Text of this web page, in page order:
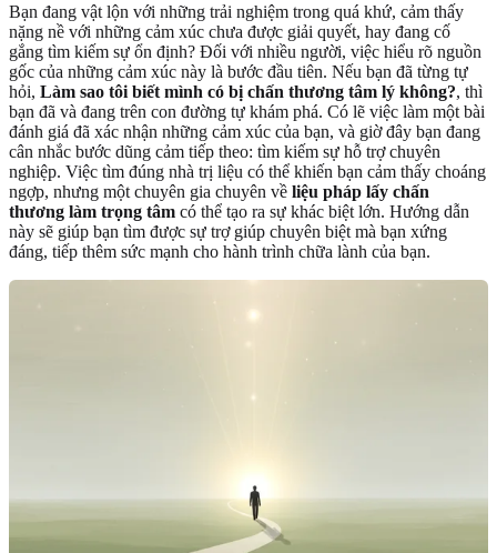
Bạn đang vật lộn với những trải nghiệm trong quá khứ, cảm thấy
nặng nề với những cảm xúc chưa được giải quyết, hay đang cố
gắng tìm kiếm sự ổn định? Đối với nhiều người, việc hiểu rõ nguồn
gốc của những cảm xúc này là bước đầu tiên. Nếu bạn đã từng tự
hỏi, Làm sao tôi biết mình có bị chấn thương tâm lý không?, thì
bạn đã và đang trên con đường tự khám phá. Có lẽ việc làm một bài
đánh giá đã xác nhận những cảm xúc của bạn, và giờ đây bạn đang
cân nhắc bước dũng cảm tiếp theo: tìm kiếm sự hỗ trợ chuyên
nghiệp. Việc tìm đúng nhà trị liệu có thể khiến bạn cảm thấy choáng
ngợp, nhưng một chuyên gia chuyên về liệu pháp lấy chấn
thương làm trọng tâm có thể tạo ra sự khác biệt lớn. Hướng dẫn
này sẽ giúp bạn tìm được sự trợ giúp chuyên biệt mà bạn xứng
đáng, tiếp thêm sức mạnh cho hành trình chữa lành của bạn.